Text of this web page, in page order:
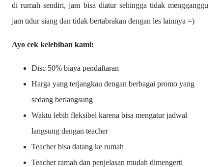
di rumah sendiri, jam bisa diatur sehingga tidak mengganggu
jam tidur siang dan tidak bertabrakan dengan les lainnya =)
Ayo cek kelebihan kami:
Disc 50% biaya pendaftaran
Harga yang terjangkau dengan berbagai promo yang
sedang berlangsung
Waktu lebih fleksibel karena bisa mengatur jadwal
langsung dengan teacher
Teacher bisa datang ke rumah
Teacher ramah dan penjelasan mudah dimengerti